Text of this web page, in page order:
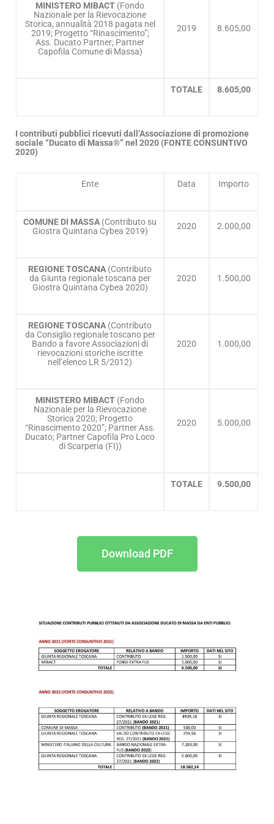
MINISTERO MIBACT (Fondo
Nazionale per la Rievocazione
Storica, annualità 2018 pagata nel
2019; Progetto “Rinascimento”;
Ass. Ducato Partner; Partner
Capofila Comune di Massa)
2019 8.605,00
TOTALE 8.605,00
I contributi pubblici ricevuti dall’Associazione di promozione
sociale “Ducato di Massa®” nel 2020 (FONTE CONSUNTIVO
2020)
Ente Data Importo
COMUNE DI MASSA(Contributo su
Giostra Quintana Cybea 2019)
2020 2.000,00
REGIONE TOSCANA(Contributo
da Giunta regionale toscana per
Giostra Quintana Cybea 2020)
2020 1.500,00
REGIONE TOSCANA(Contributo
da Consiglio regionale toscano per
Bando a favore Associazioni di
rievocazioni storiche iscritte
nell’elenco LR 5/2012)
2020 1.000,00
MINISTERO MIBACT (Fondo
Nazionale per la Rievocazione
Storica 2020; Progetto
“Rinascimento 2020”; Partner Ass.
Ducato; Partner Capofila Pro Loco
di Scarperia (FI))
2020 5.000,00
TOTALE 9.500,00
Download PDF